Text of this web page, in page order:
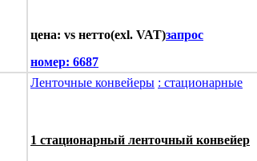
цена: vs нетто(exl. VAT)запрос
номер: 6687
Ленточные конвейеры : стационарные
1 стационарный ленточный конвейер